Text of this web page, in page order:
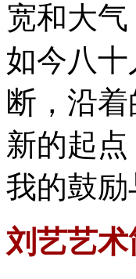
宽和大
如今八
断，沿
新的起
我的鼓励
刘艺艺术